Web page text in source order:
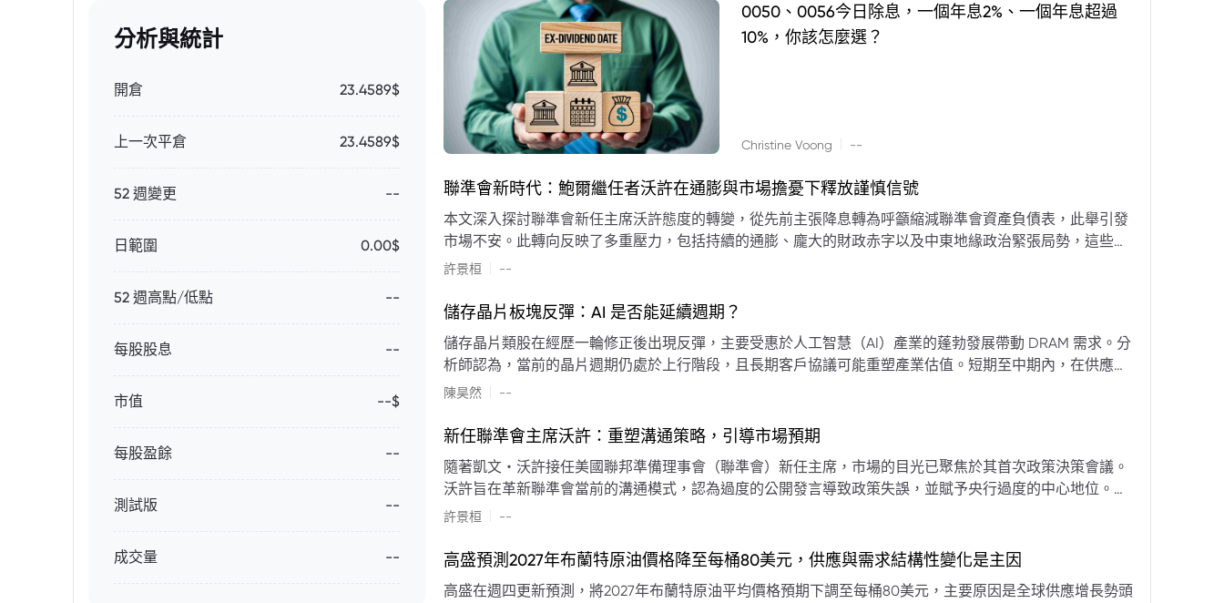
分析與統計
開倉 23.4589$
上一次平倉 23.4589$
52 週變更 --
日範圍 0.00$
52 週高點/低點 --
每股股息 --
市值 --$
每股盈餘 --
測試版 --
成交量 --
0050、0056今日除息，一個年息2%、一個年息超過
10%，你該怎麼選？
Christine Voong --
聯準會新時代：鮑爾繼任者沃許在通膨與市場擔憂下釋放謹慎信號
本文深入探討聯準會新任主席沃許態度的轉變，從先前主張降息轉為呼籲縮減聯準會資產負債表，此舉引發
市場不安。此轉向反映了多重壓力，包括持續的通膨、龐大的財政赤字以及中東地緣政治緊張局勢，這些因
素限制了聯準會實施降息或激進縮減資產負債表的空間。專家預計將進入政策觀望期，重點將放在維持較高
許景桓 --
儲存晶片板塊反彈：AI 是否能延續週期？
儲存晶片類股在經歷一輪修正後出現反彈，主要受惠於人工智慧（AI）產業的蓬勃發展帶動 DRAM 需求。分
析師認為，當前的晶片週期仍處於上行階段，且長期客戶協議可能重塑產業估值。短期至中期內，在供應受
限的支撐下，價格預期將持續走高。
陳昊然 --
新任聯準會主席沃許：重塑溝通策略，引導市場預期
隨著凱文・沃許接任美國聯邦準備理事會（聯準會）新任主席，市場的目光已聚焦於其首次政策決策會議。
沃許旨在革新聯準會當前的溝通模式，認為過度的公開發言導致政策失誤，並賦予央行過度的中心地位。他
計畫重塑政策預期的發布方式及其頻率，目標是減少對預期市場信號的依賴，並強化對經濟基本面的關注。
許景桓 --
高盛預測2027年布蘭特原油價格降至每桶80美元，供應與需求結構性變化是主因
高盛在週四更新預測，將2027年布蘭特原油平均價格預期下調至每桶80美元，主要原因是全球供應增長勢頭